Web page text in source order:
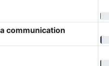
communication